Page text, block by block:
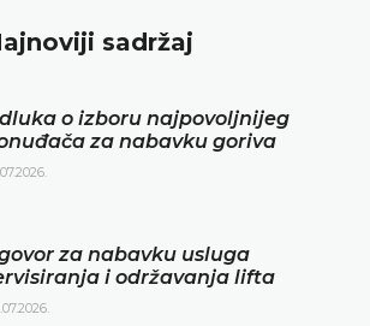
sadržaj
o izboru najpovoljnijeg
za nabavku goriva
za nabavku usluga
i održavanja lifta